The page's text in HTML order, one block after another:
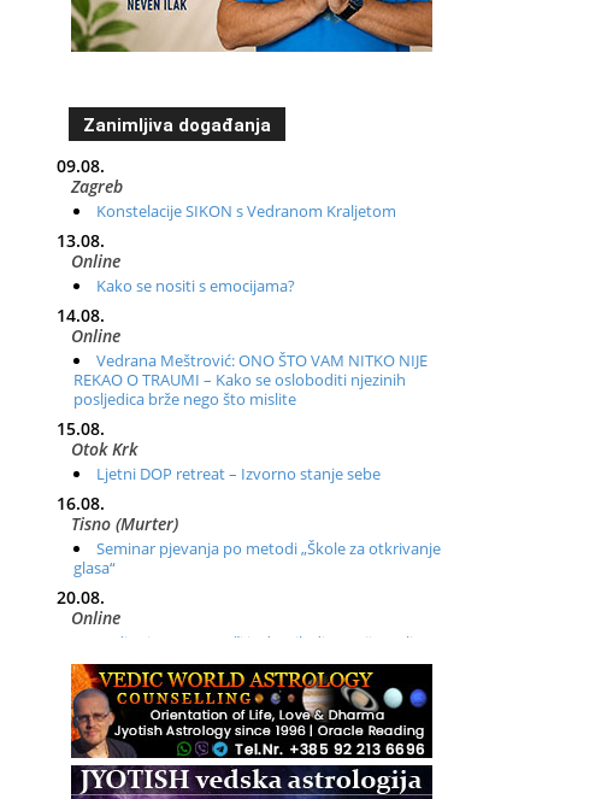
Zanimljiva događanja
09.08.
Zagreb
Konstelacije SIKON s Vedranom Kraljetom
13.08.
Online
Kako se nositi s emocijama?
14.08.
Online
Vedrana Meštrović: ONO ŠTO VAM NITKO NIJE
REKAO O TRAUMI – Kako se osloboditi njezinih
posljedica brže nego što mislite
15.08.
Otok Krk
Ljetni DOP retreat – Izvorno stanje sebe
16.08.
Tisno (Murter)
Seminar pjevanja po metodi „Škole za otkrivanje
glasa“
20.08.
Online
Radionica: Pomagači iz drugih dimenzija Online –
otvoreno za sve
21.08.
Zagreb+Online
Osnovni ThetaHealing® tečaj, Zagreb i Online
22.08.
Pula